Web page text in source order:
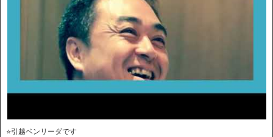
⭐️引越ベンリーダです